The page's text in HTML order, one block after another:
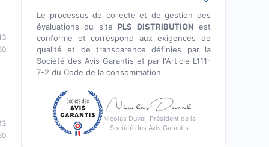
Le processus de collecte et de gestion des
évaluations du sitePLS DISTRIBUTION est
conforme et correspond aux exigences de
qualité et de transparence définies par la
Société des Avis Garantis et par l'Article L111-
7-2 du Code de la consommation.
Nicolas Duval, Président de la
Société des Avis Garantis